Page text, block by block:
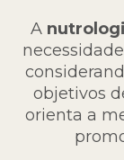
A
objetivos
orienta a